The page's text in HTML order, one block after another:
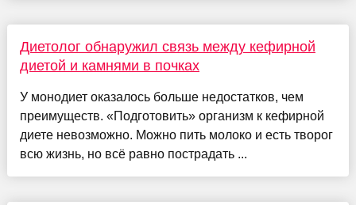
Диетолог обнаружил связь между кефирной
диетой и камнями в почках
У монодиет оказалось больше недостатков, чем
преимуществ. «Подготовить» организм к кефирной
диете невозможно. Можно пить молоко и есть творог
всю жизнь, но всё равно пострадать ...